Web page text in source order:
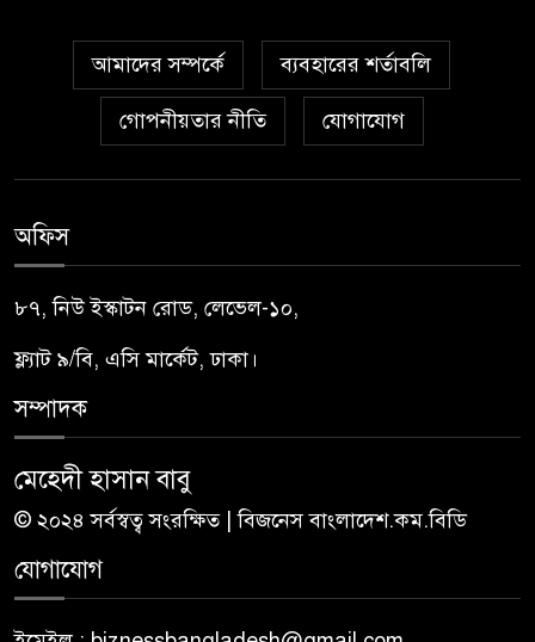
আমাদের সম্পর্কে ব্যবহারের শর্তাবলি
গোপনীয়তার নীতি যোগাযোগ
অফিস
৮৭, নিউ ইস্কাটন রোড, লেভেল-১০,
ফ্ল্যাট ৯/বি, এসি মার্কেট, ঢাকা।
সম্পাদক
মেহেদী হাসান বাবু
© ২০২৪ সর্বস্বত্ব সংরক্ষিত | বিজনেস বাংলাদেশ.কম.বিডি
যোগাযোগ